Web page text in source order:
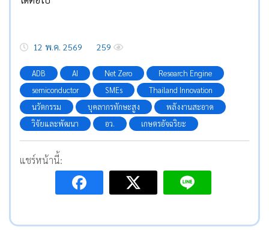
12 พ.ค. 2569 259
ADB AI Net Zero
Research Engine
semiconductor
SMEs
Thailand Innovation
นวัตกรรม
บุคลากรทักษะสูง
พลังงานสะอาด
วิจัยและพัฒนา
อว. เกษตรอัจฉริยะ
แชร์หน้านี้: